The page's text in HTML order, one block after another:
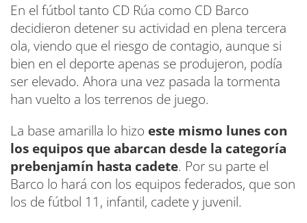
En el fútbol tanto CD Rúa como CD Barco
decidieron detener su actividad en plena tercera
ola, viendo que el riesgo de contagio, aunque si
bien en el deporte apenas se produjeron, podía
ser elevado. Ahora una vez pasada la tormenta
han vuelto a los terrenos de juego.
La base amarilla lo hizo este mismo lunes con
los equipos que abarcan desde la categoría
prebenjamín hasta cadete. Por su parte el
Barco lo hará con los equipos federados, que son
los de fútbol 11, infantil, cadete y juvenil.